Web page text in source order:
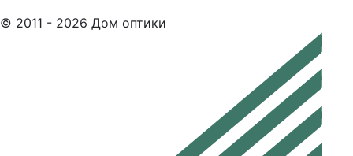
© 2011 - 2026 Дом оптики